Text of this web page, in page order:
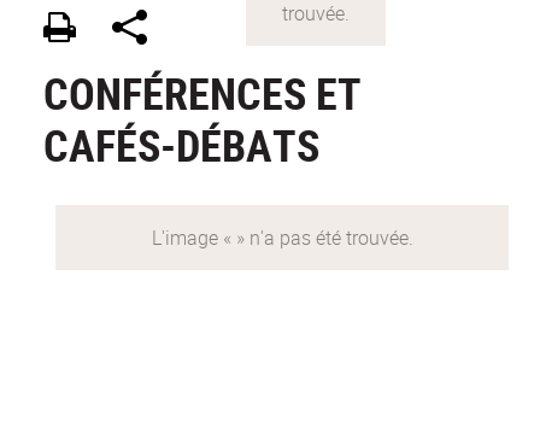
CONFÉRENCES ET
CAFÉS-DÉBATS